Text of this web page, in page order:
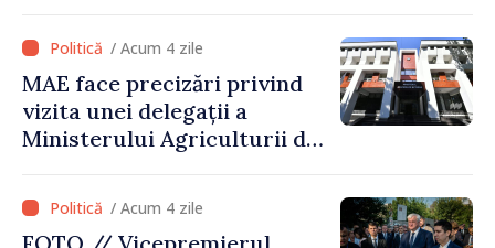
an să fie și mai bun”
/ Acum 4 zile
MAE face precizări privind
vizita unei delegații a
Ministerului Agriculturii din
/ Acum 4 zile